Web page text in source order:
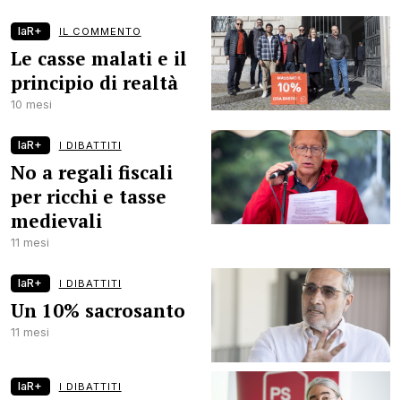
laR+ IL COMMENTO
Le casse malati e il
principio di realtà
10 mesi
laR+ I DIBATTITI
No a regali fiscali
per ricchi e tasse
medievali
11 mesi
laR+ I DIBATTITI
Un 10% sacrosanto
11 mesi
laR+ I DIBATTITI